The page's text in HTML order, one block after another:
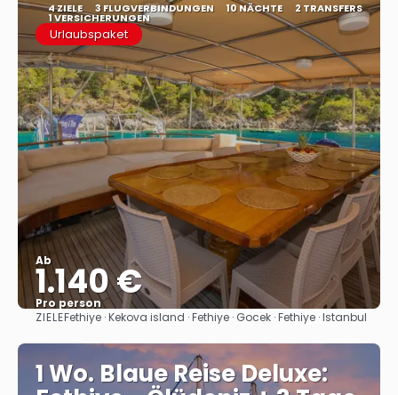
4 ZIELE 3 FLUGVERBINDUNGEN 10 NÄCHTE 2 TRANSFERS
1 VERSICHERUNGEN
Urlaubspaket
Ab
1.140 €
Pro person
Sehen
ZIELEFethiye · Kekova island · Fethiye · Gocek · Fethiye · Istanbul
1 Wo. Blaue Reise Deluxe: